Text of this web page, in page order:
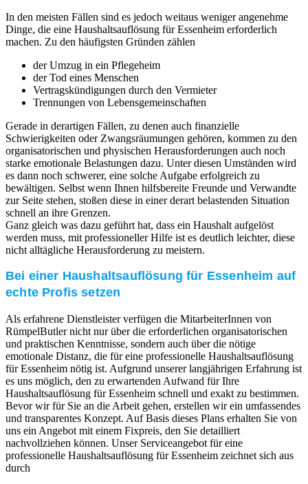
In den meisten Fällen sind es jedoch weitaus weniger angenehme
Dinge, die eine Haushaltsauflösung für Essenheim erforderlich
machen. Zu den häufigsten Gründen zählen
der Umzug in ein Pflegeheim
der Tod eines Menschen
Vertragskündigungen durch den Vermieter
Trennungen von Lebensgemeinschaften
Gerade in derartigen Fällen, zu denen auch finanzielle
Schwierigkeiten oder Zwangsräumungen gehören, kommen zu den
organisatorischen und physischen Herausforderungen auch noch
starke emotionale Belastungen dazu. Unter diesen Umständen wird
es dann noch schwerer, eine solche Aufgabe erfolgreich zu
bewältigen. Selbst wenn Ihnen hilfsbereite Freunde und Verwandte
zur Seite stehen, stoßen diese in einer derart belastenden Situation
schnell an ihre Grenzen.
Ganz gleich was dazu geführt hat, dass ein Haushalt aufgelöst
werden muss, mit professioneller Hilfe ist es deutlich leichter, diese
nicht alltägliche Herausforderung zu meistern.
Bei einer Haushaltsauflösung für Essenheim auf
echte Profis setzen
Als erfahrene Dienstleister verfügen die MitarbeiterInnen von
RümpelButler nicht nur über die erforderlichen organisatorischen
und praktischen Kenntnisse, sondern auch über die nötige
emotionale Distanz, die für eine professionelle Haushaltsauflösung
für Essenheim nötig ist. Aufgrund unserer langjährigen Erfahrung ist
es uns möglich, den zu erwartenden Aufwand für Ihre
Haushaltsauflösung für Essenheim schnell und exakt zu bestimmen.
Bevor wir für Sie an die Arbeit gehen, erstellen wir ein umfassendes
und transparentes Konzept. Auf Basis dieses Plans erhalten Sie von
uns ein Angebot mit einem Fixpreis, den Sie detailliert
nachvollziehen können. Unser Serviceangebot für eine
professionelle Haushaltsauflösung für Essenheim zeichnet sich aus
durch